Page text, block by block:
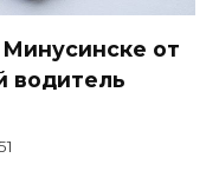
от
водитель